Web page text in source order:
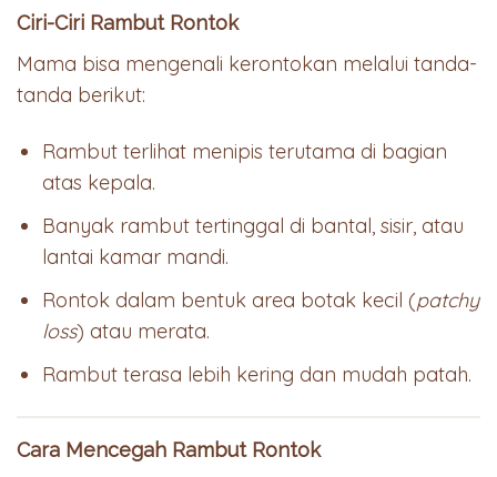
Ciri-Ciri Rambut Rontok
Mama bisa mengenali kerontokan melalui tanda-
tanda berikut:
Rambut terlihat menipis terutama di bagian
atas kepala.
Banyak rambut tertinggal di bantal, sisir, atau
lantai kamar mandi.
Rontok dalam bentuk area botak kecil (patchy
loss) atau merata.
Rambut terasa lebih kering dan mudah patah.
Cara Mencegah Rambut Rontok